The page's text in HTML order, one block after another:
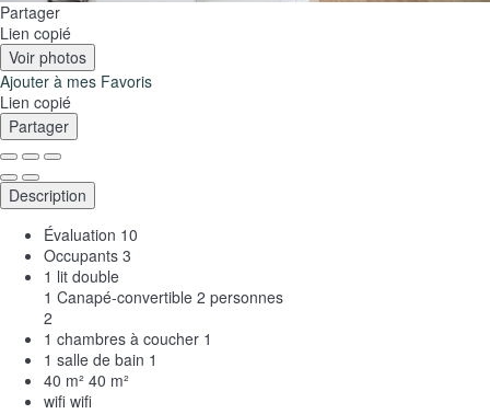
Partager
Lien copié
Voir photos
Ajouter à mes Favoris
Lien copié
Partager
Description
Évaluation 10
Occupants 3
1 lit double
1 Canapé-convertible 2 personnes
2
1 chambres à coucher 1
1 salle de bain 1
40 m² 40 m²
wifi wifi